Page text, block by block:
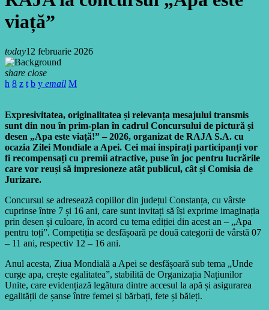
viață”
today12 februarie 2026
share close
email
Expresivitatea, originalitatea și relevanța mesajului transmis
sunt din nou în prim-plan în cadrul Concursului de pictură și
desen „Apa este viață!” – 2026, organizat de RAJA S.A. cu
ocazia Zilei Mondiale a Apei. Cei mai inspirați participanți vor
fi recompensați cu premii atractive, puse în joc pentru lucrările
care vor reuși să impresioneze atât publicul, cât și Comisia de
Jurizare.
Concursul se adresează copiilor din județul Constanța, cu vârste
cuprinse între 7 și 16 ani, care sunt invitați să își exprime imaginația
prin desen și culoare, în acord cu tema ediției din acest an – „Apa
pentru toți”. Competiția se desfășoară pe două categorii de vârstă 07
– 11 ani, respectiv 12 – 16 ani.
Anul acesta, Ziua Mondială a Apei se desfășoară sub tema „Unde
curge apa, crește egalitatea”, stabilită de Organizația Națiunilor
Unite, care evidențiază legătura dintre accesul la apă și asigurarea
egalității de șanse între femei și bărbați, fete și băieți.